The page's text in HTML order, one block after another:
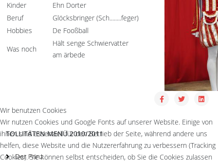
Kinder
Ehn Dorter
Beruf
Glöcksbringer (Sch........feger)
Hobbies
De Fooßball
Was noch
Hält senge Schwiervatter
am ärbede
TOLLITÄTEN MENÜ 2010/2011
Der Prinz
Wir benutzen Cookies
Wir nutzen Cookies und Google Fonts auf unserer Website. Einige von
ihnen sind essenziell für den Betrieb der Seite, während andere uns
helfen, diese Website und die Nutzererfahrung zu verbessern (Tracking
Cookies). Sie können selbst entscheiden, ob Sie die Cookies zulassen